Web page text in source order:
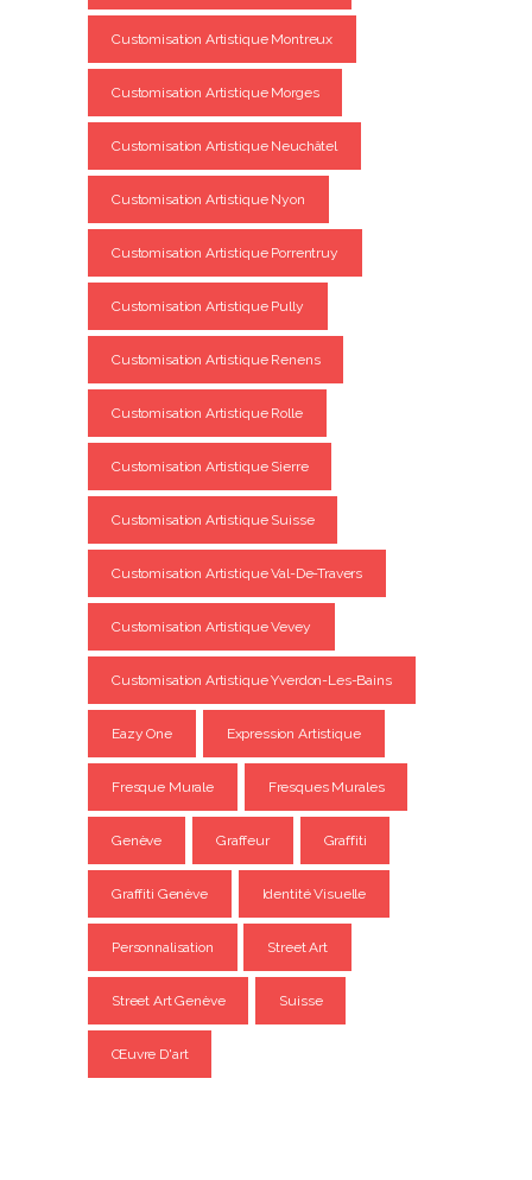
Customisation Artistique Montreux
Customisation Artistique Morges
Customisation Artistique Neuchâtel
Customisation Artistique Nyon
Customisation Artistique Porrentruy
Customisation Artistique Pully
Customisation Artistique Renens
Customisation Artistique Rolle
Customisation Artistique Sierre
Customisation Artistique Suisse
Customisation Artistique Val-De-Travers
Customisation Artistique Vevey
Customisation Artistique Yverdon-Les-Bains
Eazy One Expression Artistique
Fresque Murale Fresques Murales
Genève Graffeur Graffiti
Graffiti Genève Identité Visuelle
Personnalisation Street Art
Street Art Genève Suisse
Œuvre D'art